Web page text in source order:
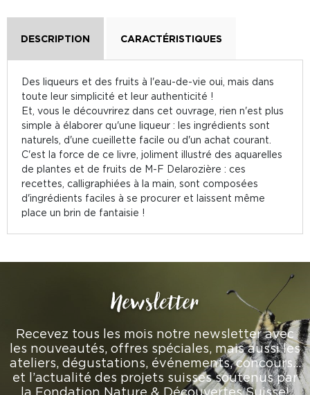
DESCRIPTION CARACTÉRISTIQUES
Des liqueurs et des fruits à l'eau-de-vie oui, mais dans
toute leur simplicité et leur authenticité !
Et, vous le découvrirez dans cet ouvrage, rien n'est plus
simple à élaborer qu'une liqueur : les ingrédients sont
naturels, d'une cueillette facile ou d'un achat courant.
C'est la force de ce livre, joliment illustré des aquarelles
de plantes et de fruits de M-F Delarozière : ces
recettes, calligraphiées à la main, sont composées
d'ingrédients faciles à se procurer et laissent même
place un brin de fantaisie !
Newsletter
Recevez tous les mois notre newsletter avec
les nouveautés, offres spéciales, mais aussi les
ateliers, dégustations, événements, concours…
et l’actualité des projets suisses soutenus par
la Fondation Nature & Découvertes Suisse!